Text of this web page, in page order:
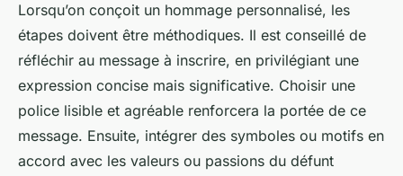
Lorsqu’on conçoit un hommage personnalisé, les
étapes doivent être méthodiques. Il est conseillé de
réfléchir au message à inscrire, en privilégiant une
expression concise mais significative. Choisir une
police lisible et agréable renforcera la portée de ce
message. Ensuite, intégrer des symboles ou motifs en
accord avec les valeurs ou passions du défunt